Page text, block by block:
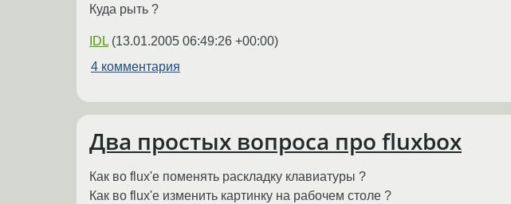
Куда рыть ?
IDL (13.01.2005 06:49:26 +00:00)
4 комментария
Два простых вопроса про fluxbox
Как во flux'e поменять раскладку клавиатуры ?
Как во flux'e изменить картинку на рабочем столе ?